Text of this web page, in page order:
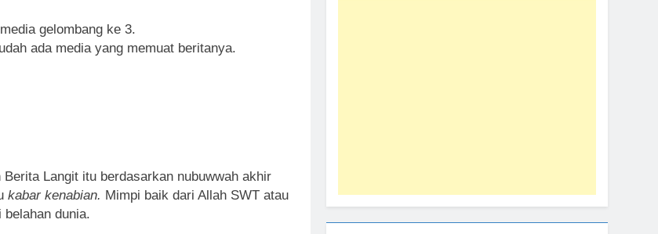
gelombang ke 3.
ada media yang memuat beritanya.
Langit itu berdasarkan nubuwwah akhir
kabar kenabian. Mimpi baik dari Allah SWT atau
belahan dunia.